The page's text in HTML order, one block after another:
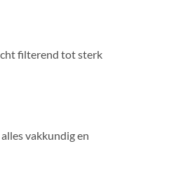
filterend tot sterk
vakkundig en